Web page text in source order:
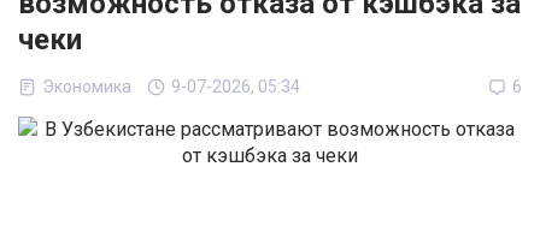
чеки
Экономика 9-07-2026, 05:34 6